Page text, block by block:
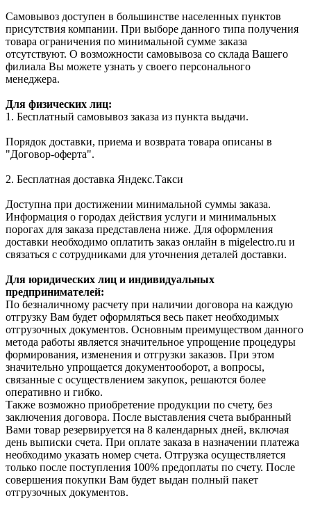
Самовывоз доступен в большинстве населенных пунктов
присутствия компании. При выборе данного типа получения
товара ограничения по минимальной сумме заказа
отсутствуют. О возможности самовывоза со склада Вашего
филиала Вы можете узнать у своего персонального
менеджера.
Для физических лиц:
1. Бесплатный самовывоз заказа из пункта выдачи.
Порядок доставки, приема и возврата товара описаны в
"Договор-оферта".
2. Бесплатная доставка Яндекс.Такси
Доступна при достижении минимальной суммы заказа.
Информация о городах действия услуги и минимальных
порогах для заказа представлена ниже. Для оформления
доставки необходимо оплатить заказ онлайн в migelectro.ru и
связаться с сотрудниками для уточнения деталей доставки.
Для юридических лиц и индивидуальных
предпринимателей:
По безналичному расчету при наличии договора на каждую
отгрузку Вам будет оформляться весь пакет необходимых
отгрузочных документов. Основным преимуществом данного
метода работы является значительное упрощение процедуры
формирования, изменения и отгрузки заказов. При этом
значительно упрощается документооборот, а вопросы,
связанные с осуществлением закупок, решаются более
оперативно и гибко.
Также возможно приобретение продукции по счету, без
заключения договора. После выставления счета выбранный
Вами товар резервируется на 8 календарных дней, включая
день выписки счета. При оплате заказа в назначении платежа
необходимо указать номер счета. Отгрузка осуществляется
только после поступления 100% предоплаты по счету. После
совершения покупки Вам будет выдан полный пакет
отгрузочных документов.